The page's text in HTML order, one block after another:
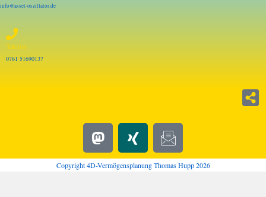
info@asset-oszillator.de
Telefon
0761 51690137
Copyright 4D-Vermögensplanung Thomas Hupp 2026